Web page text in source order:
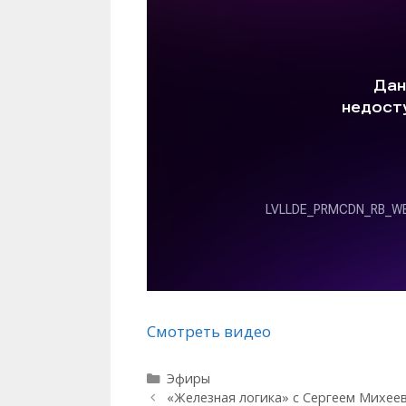
Смотреть видео
Рубрики
Эфиры
«Железная логика» с Сергеем